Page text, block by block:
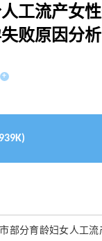
工流产女
败原因分析
+
部分育龄妇女人工